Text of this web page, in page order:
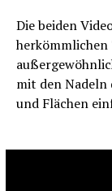
Die beiden
mit den Nadeln
und Flächen